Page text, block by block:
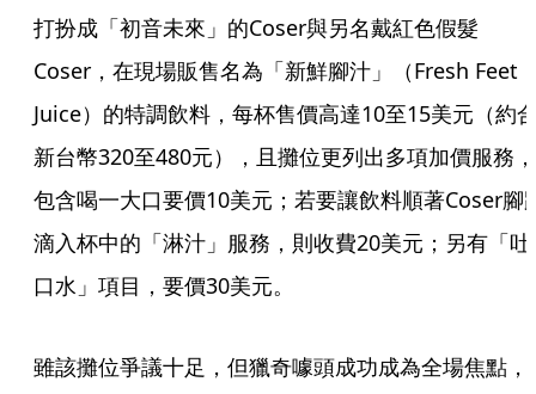
打扮成「初音未來」的Coser與另名戴紅色假髮
Coser，在現場販售名為「新鮮腳汁」（Fresh Feet
Juice）的特調飲料，每杯售價高達10至15美元（約
新台幣320至480元），且攤位更列出多項加價服務，
包含喝一大口要價10美元；若要讓飲料順著Coser腳
滴入杯中的「淋汁」服務，則收費20美元；另有「吐
口水」項目，要價30美元。
雖該攤位爭議十足，但獵奇噱頭成功成為全場焦點，